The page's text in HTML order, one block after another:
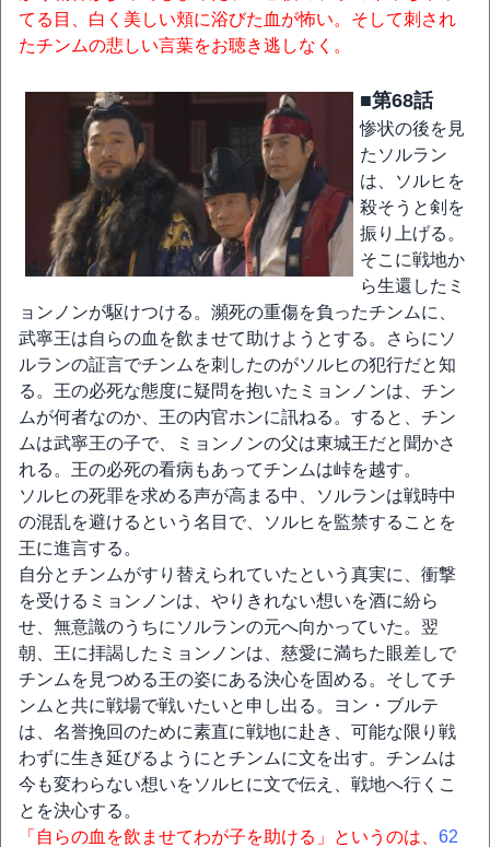
てる目、白く美しい頬に浴びた血が怖い。そして刺され
たチンムの悲しい言葉をお聴き逃しなく。
■第68話
惨状の後を見
たソルラン
は、ソルヒを
殺そうと剣を
振り上げる。
そこに戦地か
ら生還したミ
ョンノンが駆けつける。瀕死の重傷を負ったチンムに、
武寧王は自らの血を飲ませて助けようとする。さらにソ
ルランの証言でチンムを刺したのがソルヒの犯行だと知
る。王の必死な態度に疑問を抱いたミョンノンは、チン
ムが何者なのか、王の内官ホンに訊ねる。すると、チン
ムは武寧王の子で、ミョンノンの父は東城王だと聞かさ
れる。王の必死の看病もあってチンムは峠を越す。
ソルヒの死罪を求める声が高まる中、ソルランは戦時中
の混乱を避けるという名目で、ソルヒを監禁することを
王に進言する。
自分とチンムがすり替えられていたという真実に、衝撃
を受けるミョンノンは、やりきれない想いを酒に紛ら
せ、無意識のうちにソルランの元へ向かっていた。翌
朝、王に拝謁したミョンノンは、慈愛に満ちた眼差しで
チンムを見つめる王の姿にある決心を固める。そしてチ
ンムと共に戦場で戦いたいと申し出る。ヨン・ブルテ
は、名誉挽回のために素直に戦地に赴き、可能な限り戦
わずに生き延びるようにとチンムに文を出す。チンムは
今も変わらない想いをソルヒに文で伝え、戦地へ行くこ
とを決心する。
「自らの血を飲ませてわが子を助ける」というのは、 62